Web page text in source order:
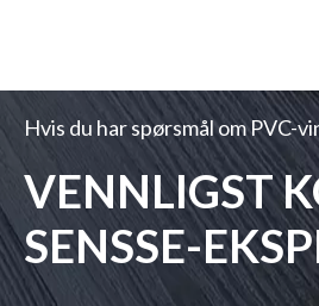
Hvis du har spørsmål om PVC-
VENNLIGST
SENSSE-